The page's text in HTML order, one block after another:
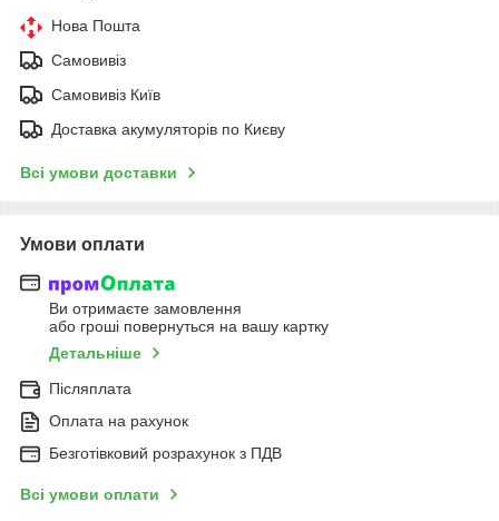
Нова Пошта
Самовивіз
Самовивіз Київ
Доставка акумуляторів по Києву
Всі умови доставки
Умови оплати
Ви отримаєте замовлення
або гроші повернуться на вашу картку
Детальніше
Післяплата
Оплата на рахунок
Безготівковий розрахунок з ПДВ
Всі умови оплати